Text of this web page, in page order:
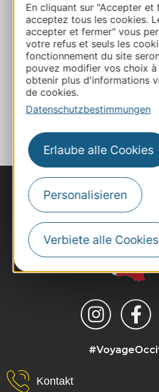
En cliquant sur "Accepter et
acceptez tous les cookies.
accepter et fermer" vous
votre refus et seuls les
fonctionnement du site
pouvez modifier vos choix
obtenir plus d'informations
de cookies.
Datenschutzbestimmungen
Erlaube alle Cookies
Personalisieren
Verbiete alle Cookies
Webseite
Facebook
ZU MEINEN FAVORITEN
Kontakt